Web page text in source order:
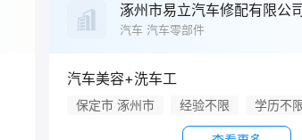
涿州市易立汽车修配有限公司
汽车 汽车零部件
汽车美容+洗车工
保定市 涿州市 经验不限 学历不